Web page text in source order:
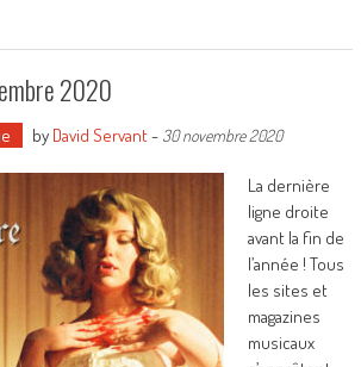
2020
by David Servant- 30 novembre 2020
La dernière
ligne droite
avant la fin de
l’année ! Tous
les sites et
magazines
musicaux